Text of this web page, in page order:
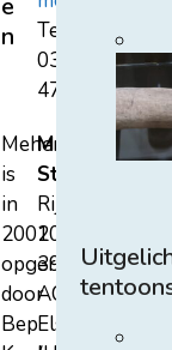
e
n
Mehen
is
in
2002
opgericht
door
Bep
Tel.:
0318-
471689
Mehen
Studiecentrum
Rijksstraatweg
107A
3921
AC
Elst